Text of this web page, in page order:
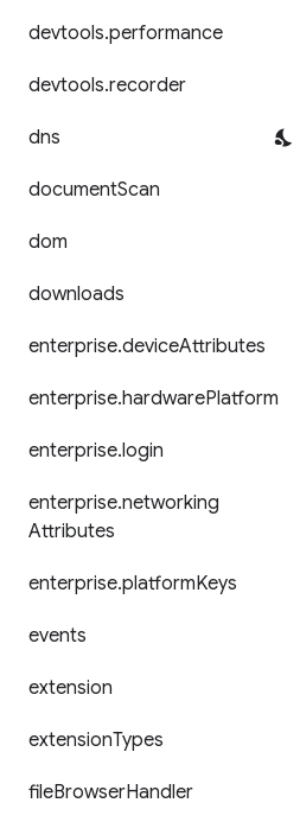
devtools.performance
devtools.recorder
dns
documentScan
dom
downloads
enterprise.deviceAttributes
enterprise.hardwarePlatform
enterprise.login
enterprise.networking
Attributes
enterprise.platformKeys
events
extension
extensionTypes
fileBrowserHandler